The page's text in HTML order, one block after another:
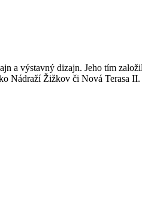
a výstavný dizajn. Jeho tím
Nádraží Žižkov či Nová Terasa II.